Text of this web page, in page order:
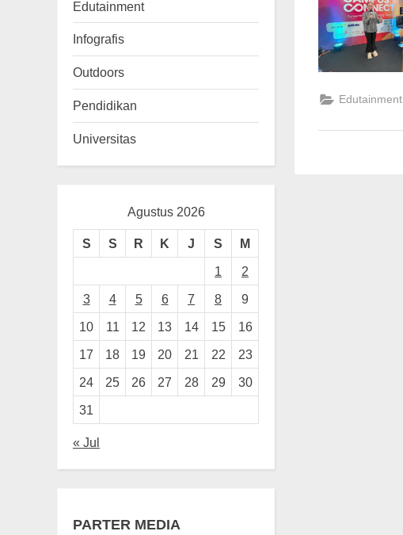
g
Edutainment
Edutainment
Infografis
Outdoors
Pendidikan
Universitas
Agustus 2026
S S R K J S
M
1
2
3
4 5 6 7 8
9
10
11 12 13 14 15
16
17
18 19 20 21 22
23
24
25 26 27 28 29
30
31
« Jul
PARTER MEDIA